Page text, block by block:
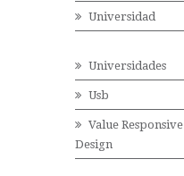
Universidad
Universidades
Usb
Value Responsive
Design